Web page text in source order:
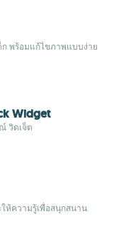
ก พร้อมแก้ไขภาพแบบง่าย
Widget
วิดเจ็ต
ห้ความรู้เพื่อสนุกสนาน